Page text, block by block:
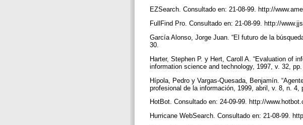
EZSearch. Consultado en: 21-08-99. http://
FullFind Pro. Consultado en: 21-08-99. http://
García Alonso, Jorge Juan. “El futuro de la
30.
Harter, Stephen P. y Hert, Caroll A. “Evaluation of
information science and technology, 1997, v. 32, pp.
Hípola, Pedro y Vargas-Quesada, Benjamín.
profesional de la información, 1999, abril, v. 8, n. 4,
HotBot. Consultado en: 24-09-99. http://
Hurricane WebSearch. Consultado en: 21-08-99.